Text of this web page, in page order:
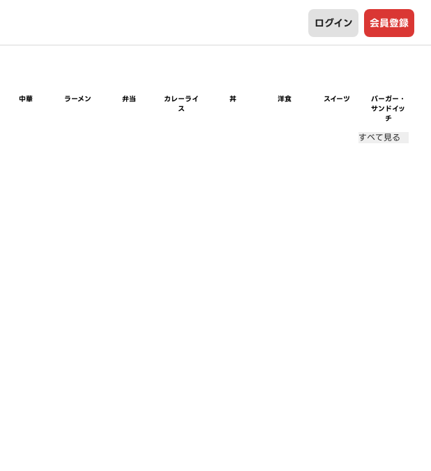
ログイン 会員登録
中華 ラーメン 弁当
カレーライ
ス
丼 洋食 スイーツ
バーガー・
サンドイッ
チ
すべて見る